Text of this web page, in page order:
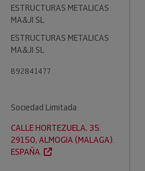
ESTRUCTURAS METALICAS
MA&JI SL
ESTRUCTURAS METALICAS
MA&JI SL
B92841477
Sociedad Limitada
CALLE HORTEZUELA, 35.
29150, ALMOGIA (MALAGA).
ESPAÑA.